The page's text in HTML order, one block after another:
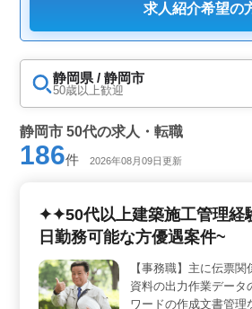
求人紹介希望の
静岡県 / 静岡市
50歳以上歓迎
静岡市 50代の求人・転職
186件 2026年08月09日更新
✦✦50代以上建築施工管理
日勤務可能な方優遇案件~
【事務職】主に伝票
資料の出力作業データ
ワードの作成文書管理